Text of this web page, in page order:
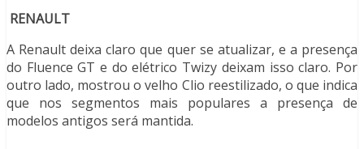
RENAULT
A Renault deixa claro que quer se atualizar, e a presença
do Fluence GT e do elétrico Twizy deixam isso claro. Por
outro lado, mostrou o velho Clio reestilizado, o que indica
que nos segmentos mais populares a presença de
modelos antigos será mantida.